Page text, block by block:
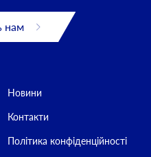
нам
Новини
Контакти
Політика конфіденційності